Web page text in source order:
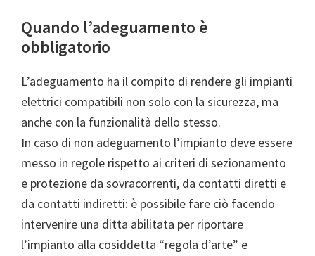
Quando l’adeguamento è
obbligatorio
L’adeguamento ha il compito di rendere gli impianti
elettrici compatibili non solo con la sicurezza, ma
anche con la funzionalità dello stesso.
In caso di non adeguamento l’impianto deve essere
messo in regole rispetto ai criteri di sezionamento
e protezione da sovracorrenti, da contatti diretti e
da contatti indiretti: è possibile fare ciò facendo
intervenire una ditta abilitata per riportare
l’impianto alla cosiddetta “regola d’arte” e